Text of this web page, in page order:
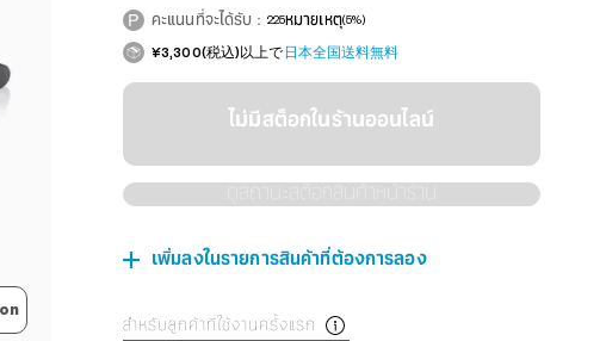
คะแนนที่จะได้รับ： 225หมายเหตุ(5%)
¥3,300(税込)以上で 日本全国送料無料
ไม่มีสต็อกในร้านออนไลน์
เพิ่มลงในรายการสินค้าที่ต้องการลอง
สำหรับลูกค้าที่ใช้งานครั้งแรก